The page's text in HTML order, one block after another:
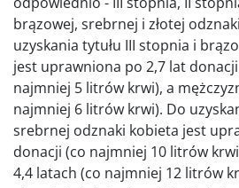
brązowej, srebrnej i złotej
uzyskania tytułu III stopnia i
jest uprawniona po 2,7 lat
najmniej 5 litrów krwi), a
najmniej 6 litrów krwi). Do
srebrnej odznaki kobieta jest
donacji (co najmniej 10 litrów
4,4 latach (co najmniej 12 litrów